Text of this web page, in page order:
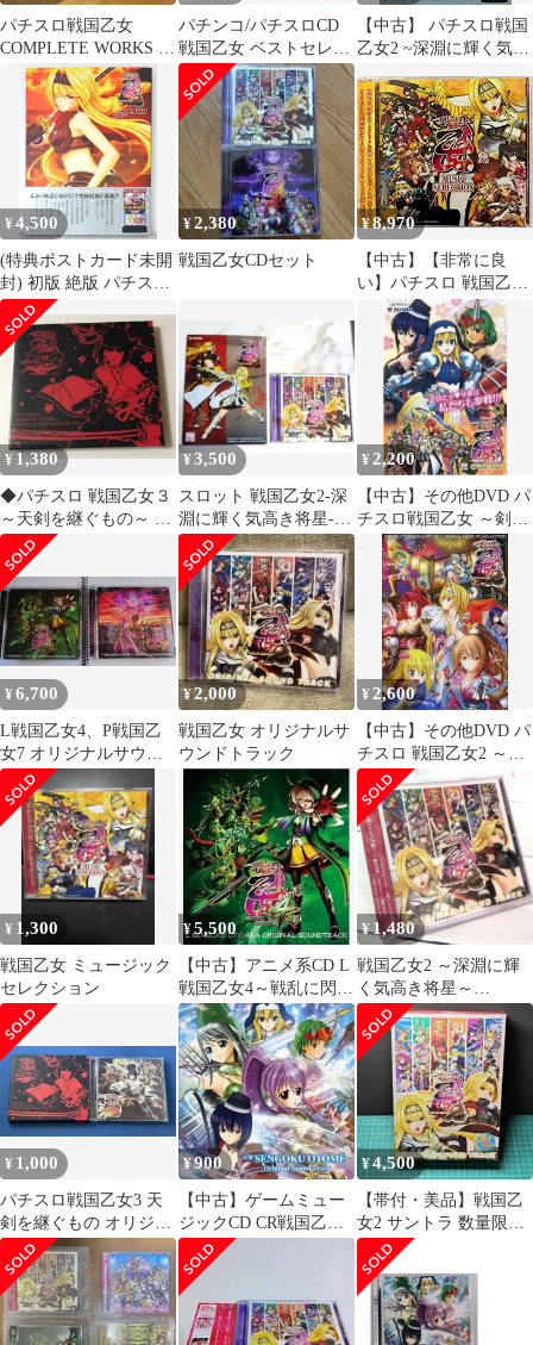
パチスロ戦国乙女
COMPLETE WORKS 戦
国乙女ベストCD・銀河
乙女CD
パチンコ/パチスロCD
戦国乙女 ベストセレク
ション
【中古】 パチスロ戦国
乙女2 ~深淵に輝く気高
WORKS
¥4,500
(特典ポストカード未開
封) 初版 絶版 パチスロ
戦国乙女2 ~深淵に輝く
気高き将星~
COMPLETE WORKS -
Pachislo Battle Girls:
Time Paradox / Sengoku
Otome 2 Complete Works
¥2,380
戦国乙女CDセット
¥8,970
【中古】【非常に良
い】パチスロ 戦国乙女
ミュージックセレクシ
ョン n5ksbvb
¥1,380
◆パチスロ 戦国乙女３
～天剣を継ぐもの～ サ
ントラCD 新品未開封
／送料無料
¥3,500
スロット 戦国乙女2-深
淵に輝く気高き将星-
オリジナルサウンドト
ラック
¥ 2,200
【中古】その他DVD パ
チスロ戦国乙女 ～剣戟
に舞う白き剣聖～ 西国
参戦編
¥6,700
L戦国乙女4、P戦国乙
女7 オリジナルサウン
ドトラック 中古
¥2,000
戦国乙女 オリジナルサ
ウンドトラック
¥ 2,600
【中古】その他DVD パ
チスロ 戦国乙女2 ～深
淵に輝く気高き将星～
オリジナル楽曲PV集
¥ 1,300
戦国乙女 ミュージック
セレクション
¥5,500
【中古】アニメ系CD L
戦国乙女4～戦乱に閃く
炯眼の軍師～ オリジナ
ルサウンドトラック[通
常盤]
¥1,480
戦国乙女2 ～深淵に輝
く気高き将星～
ORIGINAL SOUND
TRACK
¥ 1,000
パチスロ戦国乙女3 天
剣を継ぐもの オリジナ
ルサウンドトラック
CD+DVD
¥900
【中古】ゲームミュー
ジックCD CR戦国乙女
Original Sound Track
¥4,500
【帯付・美品】戦国乙
女2 サントラ 数量限定
パッケージ版